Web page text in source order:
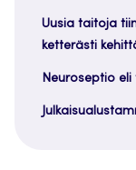
Uusia taitoja
ketterästi
Neuroseptio eli